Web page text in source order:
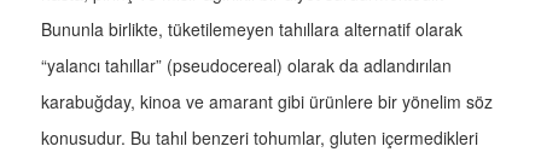
Bununla birlikte, tüketilemeyen tahıllara alternatif olarak
“yalancı tahıllar” (pseudocereal) olarak da adlandırılan
karabuğday, kinoa ve amarant gibi ürünlere bir yönelim söz
konusudur. Bu tahıl benzeri tohumlar, gluten içermedikleri